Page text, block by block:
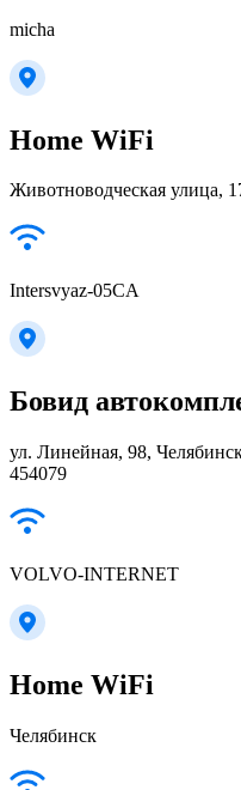
micha
Home WiFi
Животноводческая улица,
Intersvyaz-05CA
Бовид
ул. Линейная, 98,
454079
VOLVO-INTERNET
Home WiFi
Челябинск